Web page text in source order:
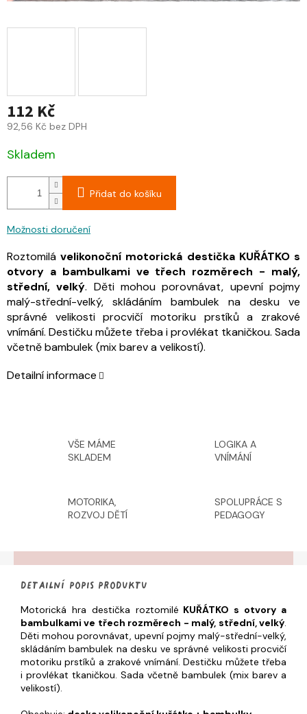
112 Kč
92,56 Kč bez DPH
Skladem
Přidat do košíku
Možnosti doručení
Roztomilávelikonoční motorická destička KUŘÁTKO s
otvory a bambulkami ve třech rozměrech - malý,
střední, velký. Děti mohou porovnávat, upevní pojmy
malý-střední-velký, skládáním bambulek na desku ve
správné velikosti procvičí motoriku prstíků a zrakové
vnímání. Destičku můžete třeba i provlékat tkaničkou. Sada
včetně bambulek (mix barev a velikostí).
Detailní informace
VŠE MÁME
SKLADEM
LOGIKA A
VNÍMÁNÍ
MOTORIKA,
ROZVOJ DĚTÍ
SPOLUPRÁCE S
PEDAGOGY
Detailní popis produktu
Motorická hra destička roztomilé KUŘÁTKO s otvory a
bambulkami ve třech rozměrech - malý, střední, velký.
Děti mohou porovnávat, upevní pojmy malý-střední-velký,
skládáním bambulek na desku ve správné velikosti procvičí
motoriku prstíků a zrakové vnímání. Destičku můžete třeba
i provlékat tkaničkou. Sada včetně bambulek (mix barev a
velikostí).